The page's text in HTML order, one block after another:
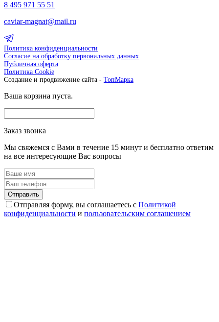
8 495 971 55 51
caviar-magnat@mail.ru
Политика конфиденциальности
Согласие на обработку первональных данных
Публичная оферта
Политика Cookie
Создание и продвижение сайта - ТопМарка
Ваша корзина пуста.
Заказ звонка
Мы свяжемся с Вами в течение 15 минут и бесплатно ответим
на все интересующие Вас вопросы
Отправляя форму, вы соглашаетесь с Политикой
конфиденциальности и пользовательским соглашением